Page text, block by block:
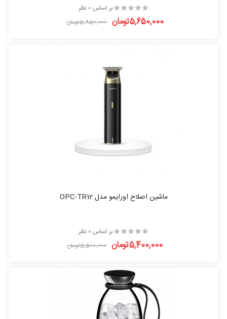
بر اساس 0 نظر
5,650,000تومان 5,850,000تومان
ماشین اصلاح اورایمو مدل OPC-TR12
بر اساس 0 نظر
5,400,000تومان 5,500,000تومان